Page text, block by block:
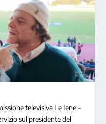
televisiva Le Iene –
sul presidente del